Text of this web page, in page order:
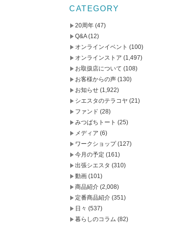
CATEGORY
20周年 (47)
Q&A(12)
オンラインイベント (100)
オンラインストア (1,497)
お取扱店について (108)
お客様からの声 (130)
お知らせ (1,922)
シエスタのテラコヤ (21)
ファンド (28)
みつばちトート (25)
メディア (6)
ワークショップ(127)
今月の予定 (161)
出張シエスタ (310)
動画 (101)
商品紹介 (2,008)
定番商品紹介 (351)
日々 (537)
暮らしのコラム (82)